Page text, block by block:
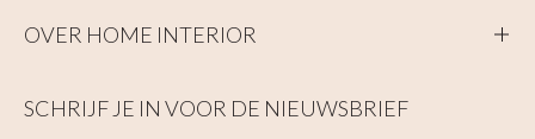
OVER HOME INTERIOR
SCHRIJF JE IN VOOR DE NIEUWSBRIEF